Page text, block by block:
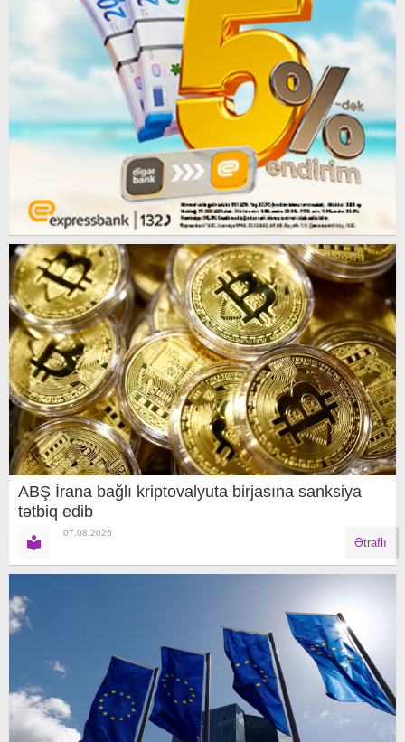
ABŞ İrana bağlı kriptovalyuta birjasına sanksiya
tətbiq edib
07.08.2026
Ətraflı